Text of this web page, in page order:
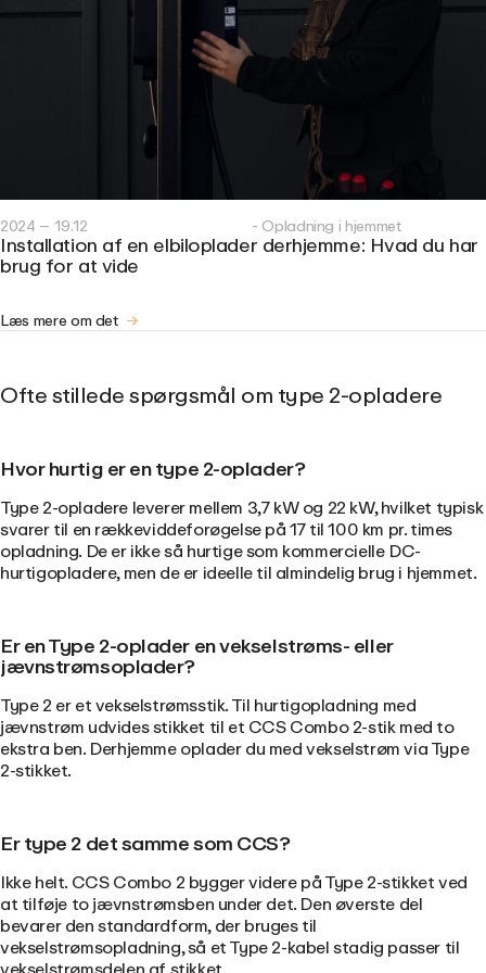
2024 – 19.12 - Opladning i hjemmet
Installation af en elbiloplader derhjemme: Hvad du har
brug for at vide
Læs mere om det
Ofte stillede spørgsmål om type 2-opladere
Hvor hurtig er en type 2-oplader?
Type 2-opladere leverer mellem 3,7 kW og 22 kW, hvilket typisk
svarer til en rækkeviddeforøgelse på 17 til 100 km pr. times
opladning. De er ikke så hurtige som kommercielle DC-
hurtigopladere, men de er ideelle til almindelig brug i hjemmet.
Er en Type 2-oplader en vekselstrøms- eller
jævnstrømsoplader?
Type 2 er et vekselstrømsstik. Til hurtigopladning med
jævnstrøm udvides stikket til et CCS Combo 2-stik med to
ekstra ben. Derhjemme oplader du med vekselstrøm via Type
2-stikket.
Er type 2 det samme som CCS?
Ikke helt. CCS Combo 2 bygger videre på Type 2-stikket ved
at tilføje to jævnstrømsben under det. Den øverste del
bevarer den standardform, der bruges til
vekselstrømsopladning, så et Type 2-kabel stadig passer til